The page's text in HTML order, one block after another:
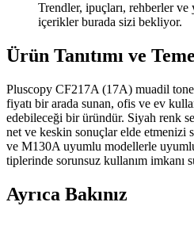
Trendler, ipuçları, rehberler
içerikler burada sizi bekliyor.
Ürün Tanıtımı ve
Pluscopy CF217A (17A) muadil
fiyatı bir arada sunan, ofis ve ev
edebileceği bir üründür. Siyah renk
net ve keskin sonuçlar elde
ve M130A uyumlu modellerle
tiplerinde sorunsuz kullanım imkanı
Ayrıca Bakınız